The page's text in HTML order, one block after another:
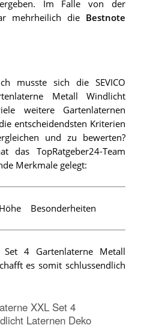
Im Falle von der
mehrheilich die Bestnote
musste sich die SEVICO
Metall Windlicht
weitere Gartenlaternen
entscheidendsten Kriterien
und zu bewerten?
das TopRatgeber24-Team
Merkmale gelegt:
Höhe Besonderheiten
4 Gartenlaterne Metall
es somit schlussendlich
XXL Set 4
Laternen Deko